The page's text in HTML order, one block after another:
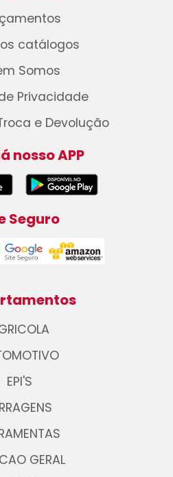
catálogos
Somos
Privacidade
e Devolução
nosso APP
Seguro
EPI'S
GERAL